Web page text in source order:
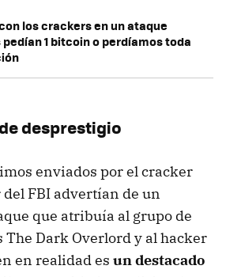
los crackers en un ataque
1 bitcoin o perdíamos toda
desprestigio
enviados por el cracker
FBI advertían de un
que atribuía al grupo de
Dark Overlord y al hacker
en realidad es un destacado